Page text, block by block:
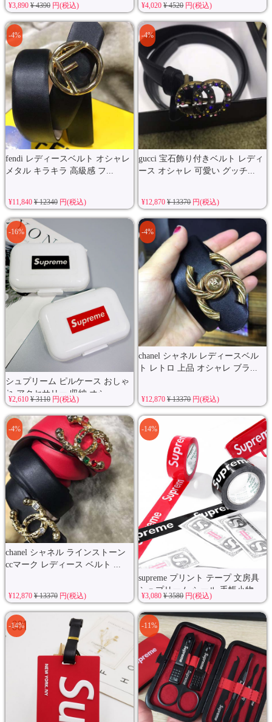
¥3,890 ¥ 4390円(税込) ¥4,020¥ 4520円(税込)
fendi レディースベルト オシャレ
メタル キラキラ 高級感 フ...
-4%
¥11,840 ¥ 12340円(税込)
gucci 宝石飾り付きベルト レディ
ース オシャレ 可愛い グッチ...
-4%
¥12,870¥ 13370円(税込)
シュプリーム ピルケース おしゃ
れ アクセサリー 収納 オシ...
-16%
¥2,610 ¥ 3110円(税込)
chanel シャネル レディースベル
ト レトロ 上品 オシャレ ブラ...
-4%
¥12,870¥ 13370円(税込)
chanel シャネル ラインストーン
ccマーク レディース ベルト ...
-4%
¥12,870 ¥ 13370円(税込)
supreme プリント テープ 文房具
シュプリーム シール 手帳小物...
-14%
¥3,080¥ 3580円(税込)
-14% -11%